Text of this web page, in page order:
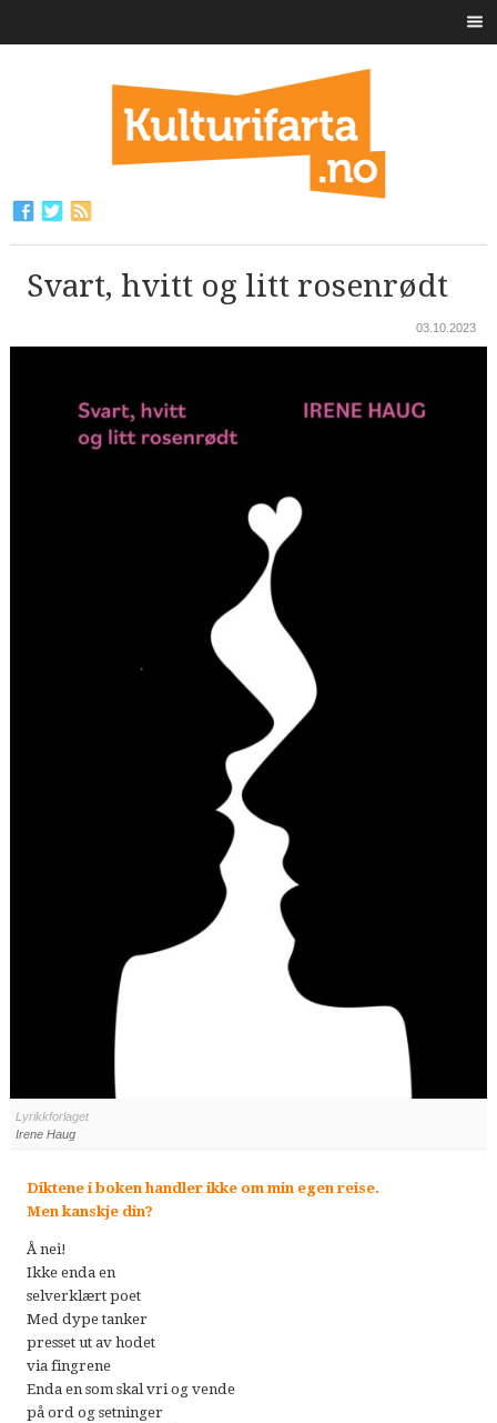
Svart, hvitt og litt rosenrødt
03.10.2023
Lyrikkforlaget
Irene Haug
Diktene i boken handler ikke om min egen reise.
Men kanskje din?
Å nei!
Ikke enda en
selverklært poet
Med dype tanker
presset ut av hodet
via fingrene
Enda en som skal vri og vende
på ord og setninger